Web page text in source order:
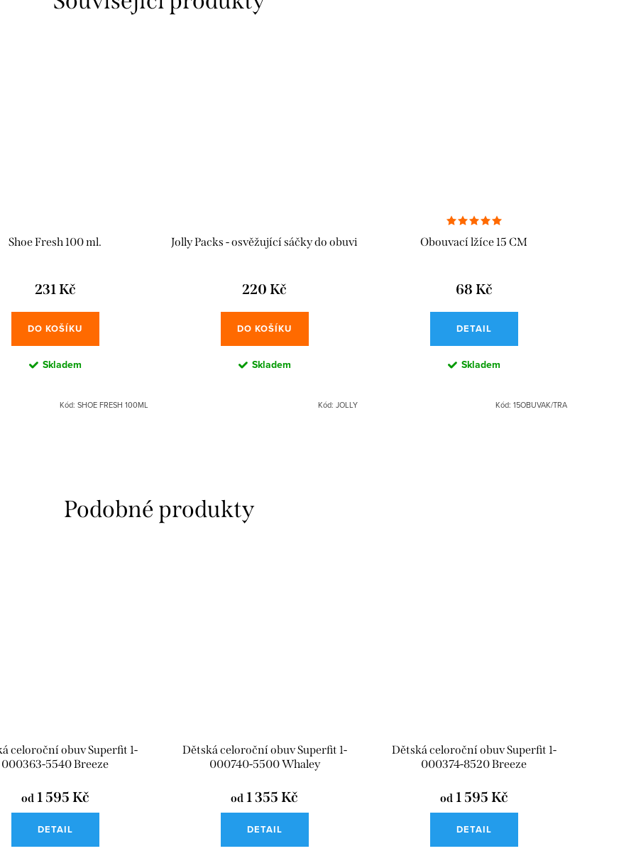
Shoe Fresh 100 ml.
231 Kč
DO KOŠÍKU
Skladem
Kód: SHOE FRESH 100ML
Jolly Packs - osvěžující sáčky do obuvi
220 Kč
DO KOŠÍKU
Skladem
Kód: JOLLY
Obouvací lžíce 15 CM
68 Kč
DETAIL
Skladem
Kód: 15OBUVAK/TRA
celoroční obuv Superfit 1-
000363-5540 Breeze
od1 595 Kč
DETAIL
Dětská celoroční obuv Superfit 1-
000740-5500 Whaley
od 1 355 Kč
DETAIL
Dětská celoroční obuv Superfit 1-
000374-8520 Breeze
od1 595 Kč
DETAIL